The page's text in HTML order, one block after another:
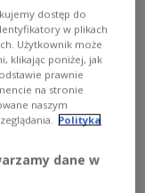
dostęp do
w plikach
Użytkownik może
klikając poniżej, jak
prawnie
na stronie
naszym
Polityka
dane w